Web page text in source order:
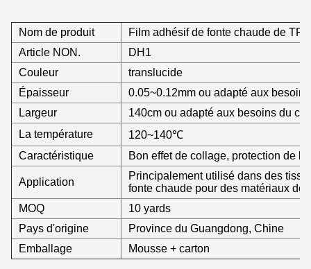
Nom de produit
Film adhésif de fonte chaude de TPU
Article NON.
DH1
Couleur
translucide
Épaisseur
0.05~0.12mm ou adapté aux
Largeur
140cm ou adapté aux besoins du
La température
120~140℃
Caractéristique
Bon effet de collage, protection de
Application
Principalement utilisé dans des
fonte chaude pour des matériaux de
MOQ
10 yards
Pays d'origine
Province du Guangdong, Chine
Emballage
Mousse + carton